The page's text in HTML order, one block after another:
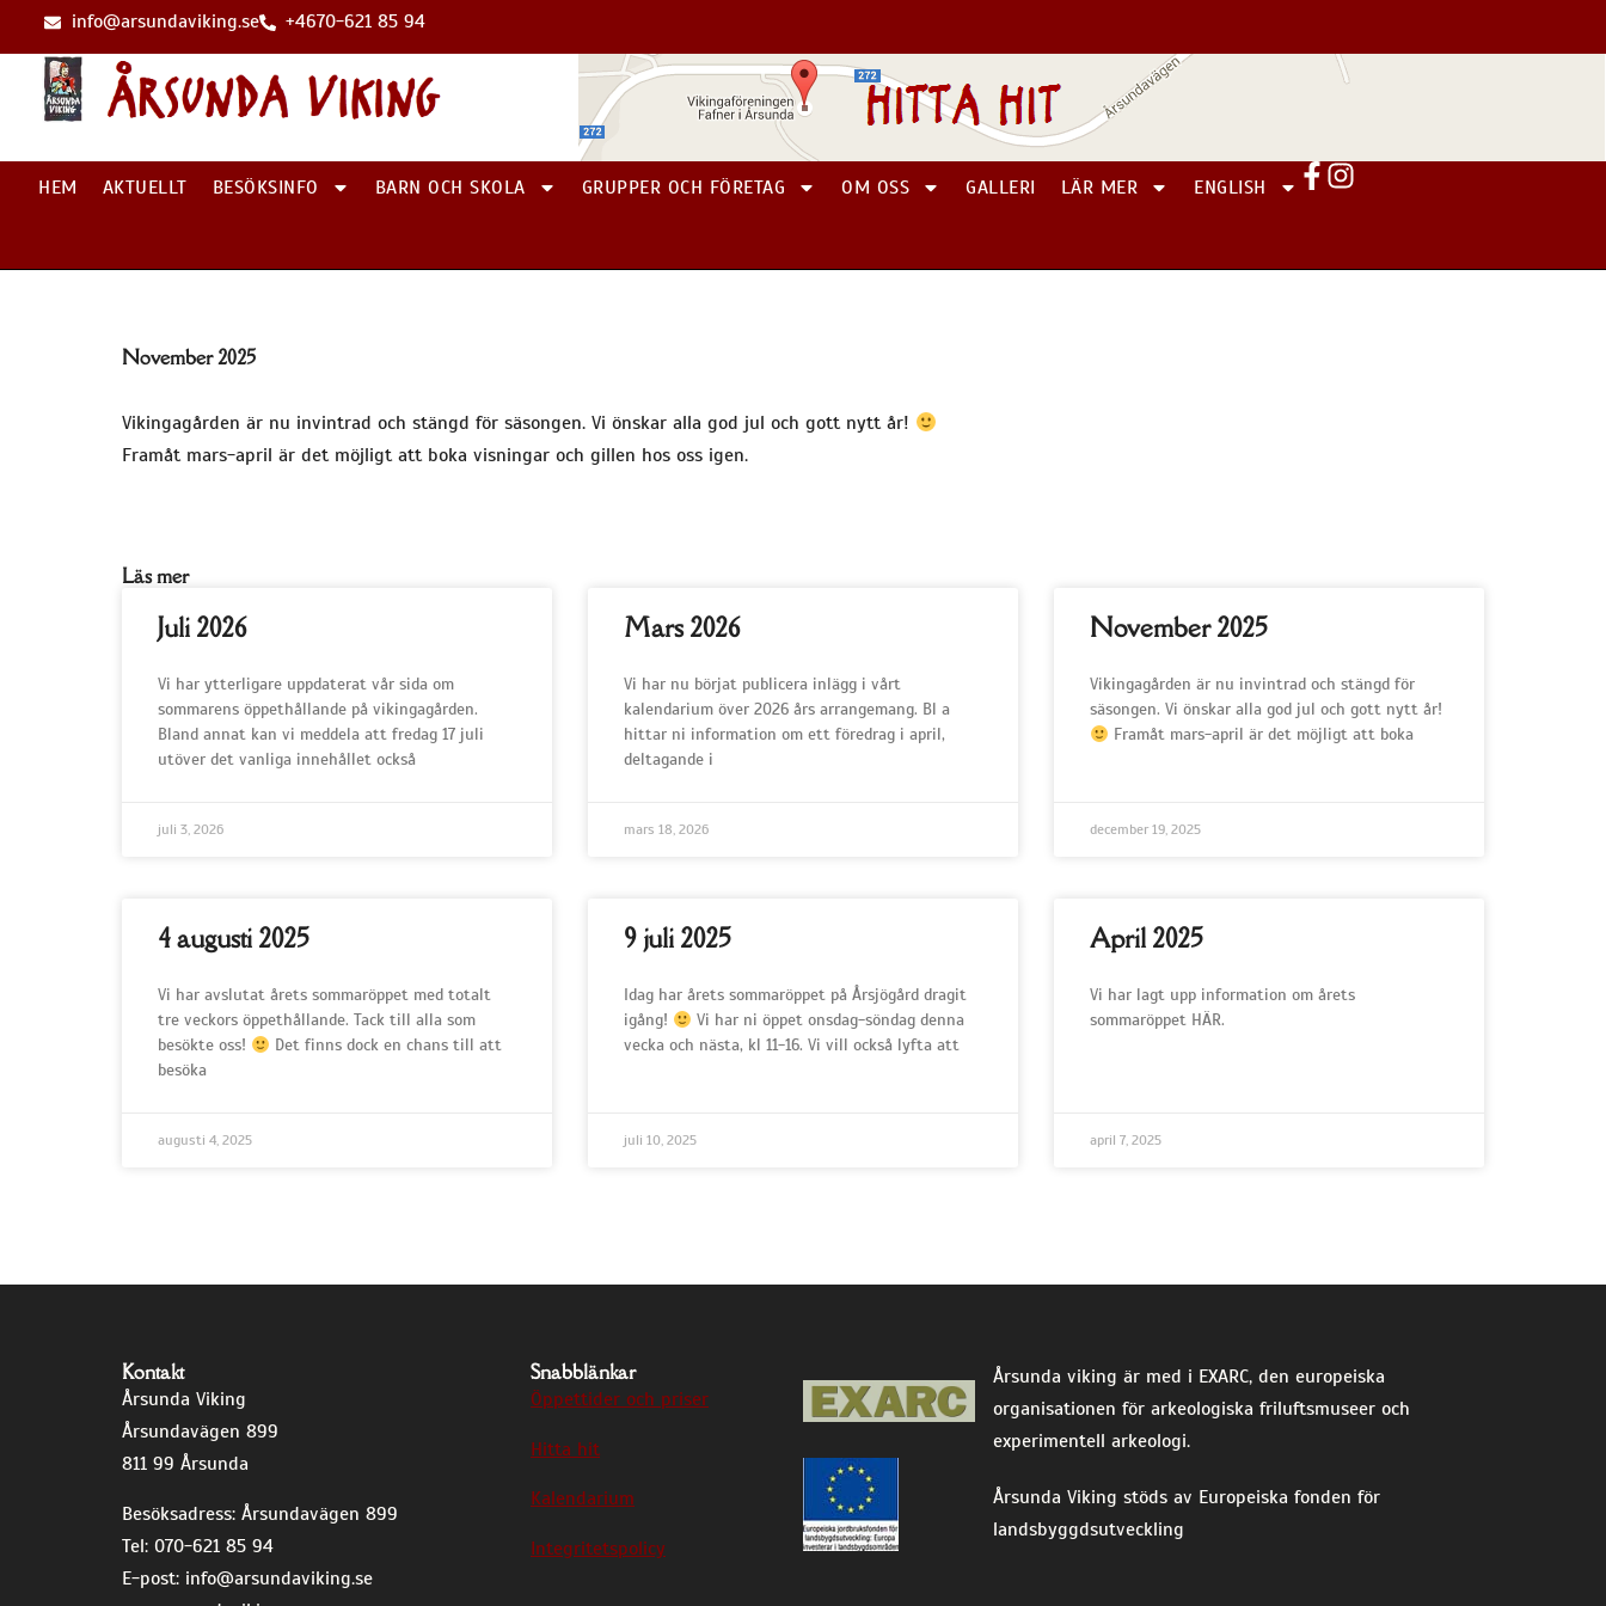
info@arsundaviking.se +4670-621 85 94
HEM AKTUELLT BESÖKSINFO BARN OCH SKOLA GRUPPER OCH FÖRETAG OM OSS GALLERI LÄR MER ENGLISH
November 2025
Vikingagården är nu invintrad och stängd för säsongen. Vi önskar alla god jul och gott nytt år!
Framåt mars-april är det möjligt att boka visningar och gillen hos oss igen.
Läs mer
Juli 2026
Vi har ytterligare uppdaterat vår sida om
sommarens öppethållande på vikingagården.
Bland annat kan vi meddela att fredag 17 juli
utöver det vanliga innehållet också
juli 3, 2026
Mars 2026
Vi har nu börjat publicera inlägg i vårt
kalendarium över 2026 års arrangemang. Bl a
hittar ni information om ett föredrag i april,
deltagande i
mars 18, 2026
November 2025
Vikingagården är nu invintrad och stängd för
säsongen. Vi önskar alla god jul och gott nytt år!
Framåt mars-april är det möjligt att boka
december 19, 2025
4 augusti 2025
Vi har avslutat årets sommaröppet med totalt
tre veckors öppethållande. Tack till alla som
besökte oss!
Det finns dock en chans till att
besöka
augusti 4, 2025
9 juli 2025
Idag har årets sommaröppet på Årsjögård dragit
igång!
Vi har ni öppet onsdag-söndag denna
vecka och nästa, kl 11-16. Vi vill också lyfta att
juli 10, 2025
April 2025
Vi har lagt upp information om årets
sommaröppet HÄR.
april 7, 2025
Kontakt
Årsunda Viking
Årsundavägen 899
811 99 Årsunda
Besöksadress: Årsundavägen 899
Tel: 070-621 85 94
E-post: info@arsundaviking.se
Snabblänkar
Öppettider och priser
Hitta hit
Kalendarium
Integritetspolicy
Årsunda viking är med i EXARC, den europeiska
organisationen för arkeologiska friluftsmuseer och
experimentell arkeologi.
Årsunda Viking stöds av Europeiska fonden för
landsbyggdsutveckling